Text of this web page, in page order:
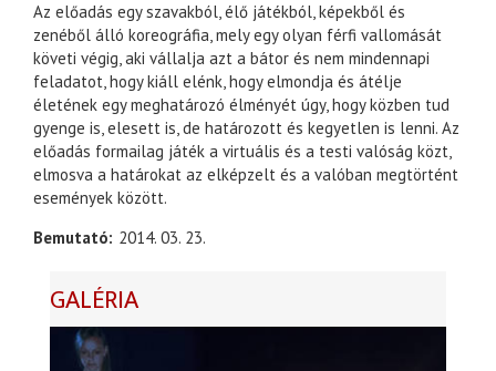
Az előadás egy szavakból, élő játékból, képekből és
zenéből álló koreográfia, mely egy olyan férfi vallomását
követi végig, aki vállalja azt a bátor és nem mindennapi
feladatot, hogy kiáll elénk, hogy elmondja és átélje
életének egy meghatározó élményét úgy, hogy közben tud
gyenge is, elesett is, de határozott és kegyetlen is lenni. Az
előadás formailag játék a virtuális és a testi valóság közt,
elmosva a határokat az elképzelt és a valóban megtörtént
események között.
Bemutató 2014. 03. 23.
GALÉRIA